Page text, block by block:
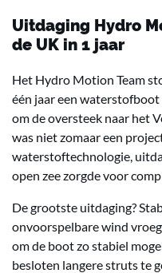
Uitdaging Hydro
de UK in 1 jaar
Het Hydro Motion Team
één jaar een
om de oversteek naar het
was niet zomaar een
waterstoftechnologie,
open zee zorgde voor
De grootste uitdaging?
onvoorspelbare wind
om de boot zo stabiel
besloten langere struts te